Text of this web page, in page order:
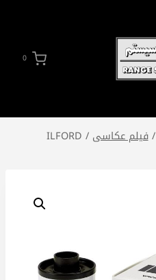
0
/فیلم عکاسی /
ILFORD